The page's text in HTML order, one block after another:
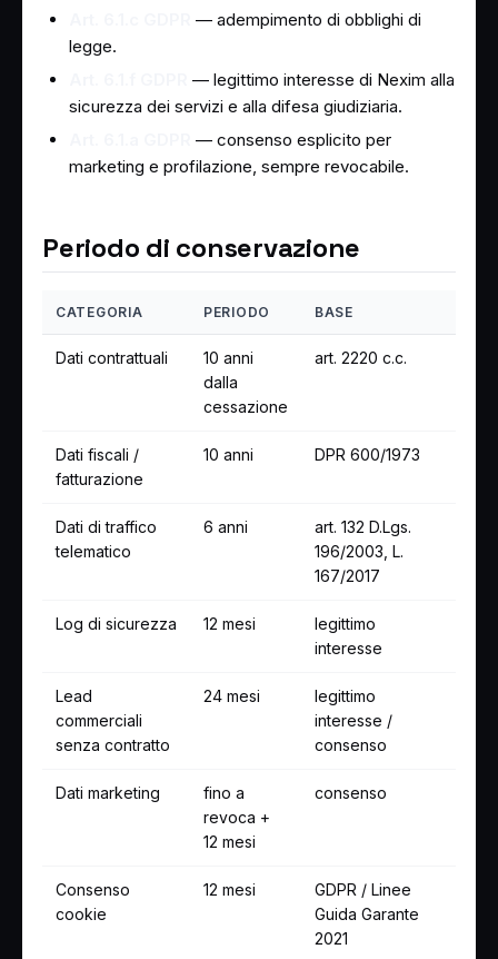
— adempimento di obblighi di
legge.
— legittimo interesse di Nexim alla
sicurezza dei servizi e alla difesa giudiziaria.
— consenso esplicito per
marketing e profilazione, sempre revocabile.
Periodo di conservazione
CATEGORIA PERIODO BASE
Dati contrattuali
10 anni
dalla
cessazione
art. 2220 c.c.
Dati fiscali /
fatturazione
10 anni DPR 600/1973
Dati di traffico
telematico
6 anni
art. 132 D.Lgs.
196/2003, L.
167/2017
Log di sicurezza 12 mesi
legittimo
interesse
Lead
commerciali
senza contratto
24 mesi
legittimo
interesse /
consenso
Dati marketing
fino a
revoca +
12 mesi
consenso
Consenso
cookie
12 mesi
GDPR / Linee
Guida Garante
2021